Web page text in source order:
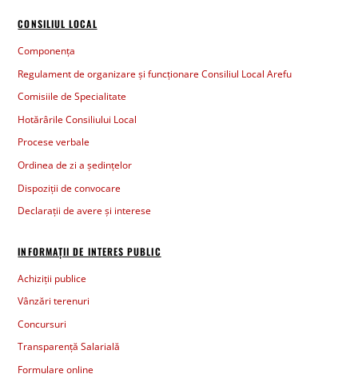
CONSILIUL LOCAL
Componența
Regulament de organizare și funcționare Consiliul Local Arefu
Comisiile de Specialitate
Hotărârile Consiliului Local
Procese verbale
Ordinea de zi a ședințelor
Dispoziții de convocare
Declarații de avere și interese
INFORMAȚII DE INTERES PUBLIC
Achiziții publice
Vânzări terenuri
Concursuri
Transparență Salarială
Formulare online